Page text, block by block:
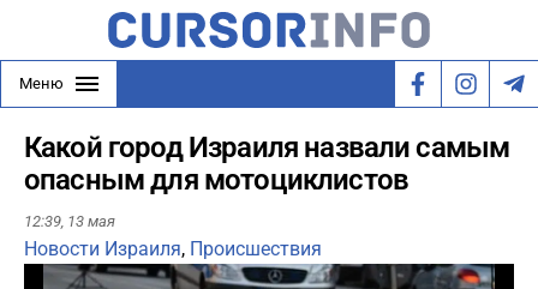
Меню
Какой город Израиля назвали самым
опасным для мотоциклистов
12:39, 13 мая
Новости Израиля, Происшествия